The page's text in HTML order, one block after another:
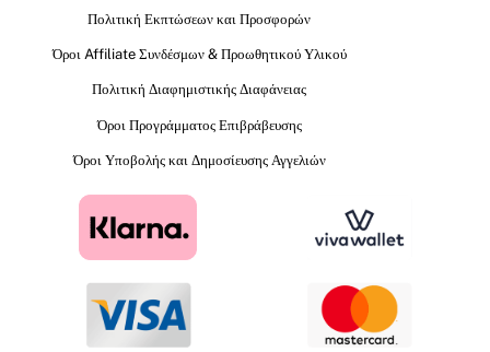
Πολιτική Εκπτώσεων και Προσφορών
Όροι Affiliate Συνδέσμων & Προωθητικού Υλικού
Πολιτική Διαφημιστικής Διαφάνειας
Όροι Προγράμματος Επιβράβευσης
Όροι Υποβολής και Δημοσίευσης Αγγελιών